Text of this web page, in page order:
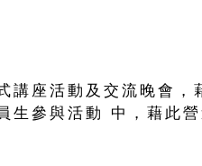
講座活動及交流晚會
生參與活動 中，藉此